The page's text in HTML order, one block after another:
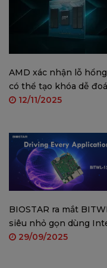
Realtek
Tốc độ: 10/
Âm thanh:
ALC887, âm
Cổng USB:
6 x cổng USB
cổng thông
6 x cổng USB
thông qua
Khe mở rộng:
AMD xác nhận lỗ
có thể tạo khóa dễ
12/11/2025
BIOSTAR ra mắt
siêu nhỏ gọn dùng
29/09/2025